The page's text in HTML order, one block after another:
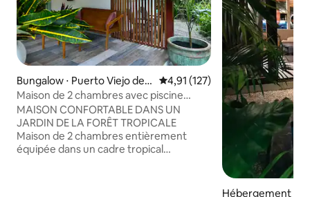
Bungalow ⋅ Puerto Viejo de T
alamanca
Évaluation moyenne sur la
4,91 (127)
Maison de 2 chambres avec piscine
privée dans un jardin de jungle
MAISON CONFORTABLE DANS UN
JARDIN DE LA FORÊT TROPICALE
Maison de 2 chambres entièrement
équipée dans un cadre tropical
Hébergement ⋅